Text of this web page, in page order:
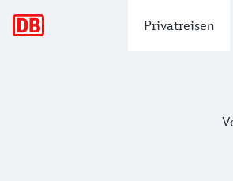
Privatreisen